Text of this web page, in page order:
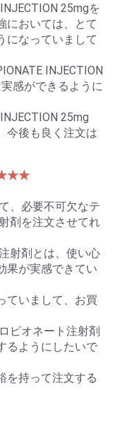
25mgを
においては、とて
になっていまして
INJECTION
感ができるように
25mg
今後も良く注文は
、必要不可欠なテ
剤を注文させてれ
射剤とは、使い心
果が実感できてい
ていまして、お買
ピオネート注射剤
るようにしたいで
を持って注文する